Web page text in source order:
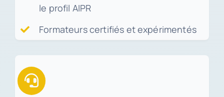
le profil AIPR
Formateurs certifiés et expérimentés